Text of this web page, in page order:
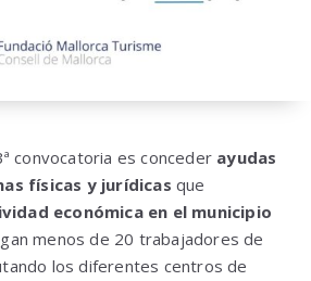
convocatoria es conceder ayudas
físicas y jurídicas que
económica en el municipio
menos de 20 trabajadores de
los diferentes centros de